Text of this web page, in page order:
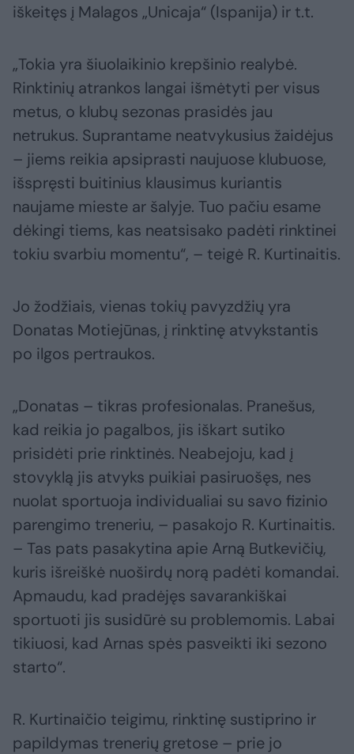
iškeitęs į Malagos „Unicaja“ (Ispanija) ir t.t.
„Tokia yra šiuolaikinio krepšinio realybė.
Rinktinių atrankos langai išmėtyti per visus
metus, o klubų sezonas prasidės jau
netrukus. Suprantame neatvykusius žaidėjus
– jiems reikia apsiprasti naujuose klubuose,
išspręsti buitinius klausimus kuriantis
naujame mieste ar šalyje. Tuo pačiu esame
dėkingi tiems, kas neatsisako padėti rinktinei
tokiu svarbiu momentu“, – teigė R. Kurtinaitis.
Jo žodžiais, vienas tokių pavyzdžių yra
Donatas Motiejūnas, į rinktinę atvykstantis
po ilgos pertraukos.
„Donatas – tikras profesionalas. Pranešus,
kad reikia jo pagalbos, jis iškart sutiko
prisidėti prie rinktinės. Neabejoju, kad į
stovyklą jis atvyks puikiai pasiruošęs, nes
nuolat sportuoja individualiai su savo fizinio
parengimo treneriu, – pasakojo R. Kurtinaitis.
– Tas pats pasakytina apie Arną Butkevičių,
kuris išreiškė nuoširdų norą padėti komandai.
Apmaudu, kad pradėjęs savarankiškai
sportuoti jis susidūrė su problemomis. Labai
tikiuosi, kad Arnas spės pasveikti iki sezono
starto“.
R. Kurtinaičio teigimu, rinktinę sustiprino ir
papildymas trenerių gretose – prie jo